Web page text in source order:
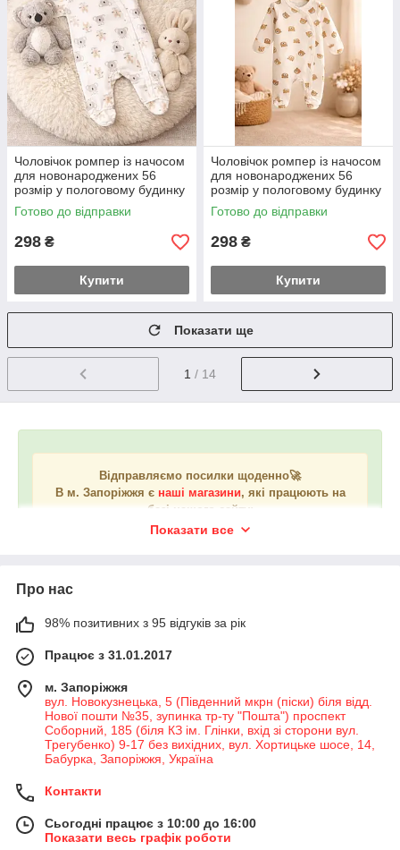
Чоловічок ромпер із начосом
для новонароджених 56
розмір у пологовому будинку
або на виписку Коала Зайчик
Готово до відправки
298 ₴
Купити
Чоловічок ромпер із начосом
для новонароджених 56
розмір у пологовому будинку
або на виписку
Готово до відправки
298 ₴
Купити
Показати ще
1 / 14
Відправляємо посилки щоденно🚀
В м. Запоріжжя є наші магазини, які працюють на
базі нашого сайту:
❤️вул. Новокузнецька, 5 (Південний мкрн)
Показати все
Про нас
98% позитивних з 95 відгуків за рік
Працює з 31.01.2017
м. Запоріжжя
вул. Новокузнецька, 5 (Південний мкрн (піски) біля відд.
Нової пошти №35, зупинка тр-ту "Пошта") проспект
Соборний, 185 (біля КЗ ім. Глінки, вхід зі сторони вул.
Трегубенко) 9-17 без вихідних, вул. Хортицьке шосе, 14,
Бабурка, Запоріжжя, Україна
Контакти
Сьогодні працює з 10:00 до 16:00
Показати весь графік роботи